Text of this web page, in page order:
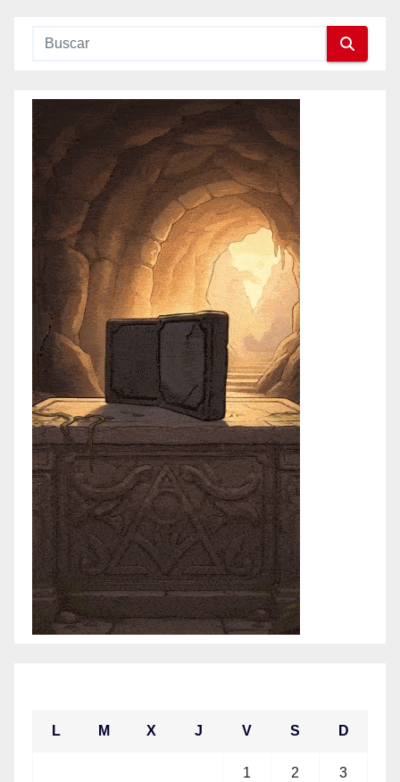
L M X J V S D
1 2 3